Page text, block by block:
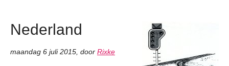
Nederland
maandag 6 juli 2015, door Rixke